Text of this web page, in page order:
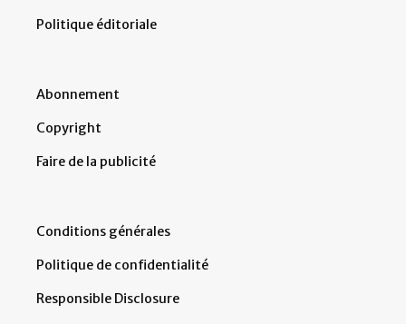
Politique éditoriale
Abonnement
Copyright
Faire de la publicité
Conditions générales
Politique de confidentialité
Responsible Disclosure